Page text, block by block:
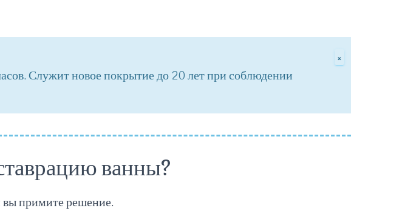
Служит новое покрытие до 20 лет при соблюдении
×
ванны?
примите решение.